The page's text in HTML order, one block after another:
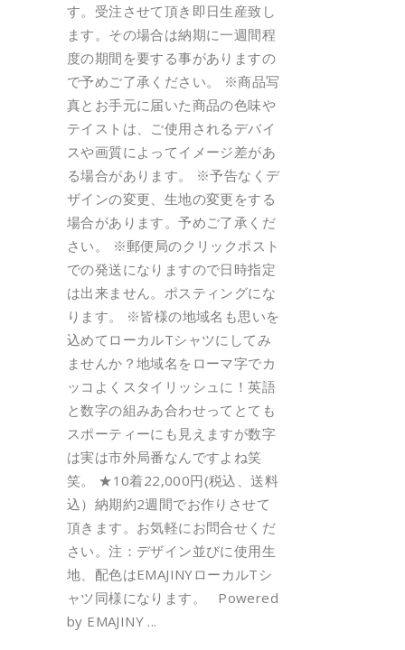
す。受注させて頂き即日生産致し
ます。その場合は納期に一週間程
度の期間を要する事がありますの
で予めご了承ください。 ※商品写
真とお手元に届いた商品の色味や
テイストは、ご使用されるデバイ
スや画質によってイメージ差があ
る場合があります。 ※予告なくデ
ザインの変更、生地の変更をする
場合があります。予めご了承くだ
さい。 ※郵便局のクリックポスト
での発送になりますので日時指定
は出来ません。ポスティングにな
ります。 ※皆様の地域名も思いを
込めてローカルTシャツにしてみ
ませんか？地域名をローマ字でカ
ッコよくスタイリッシュに！英語
と数字の組みあ合わせってとても
スポーティーにも見えますが数字
は実は市外局番なんですよね笑
笑。 ★10着22,000円(税込、送料
込）納期約2週間でお作りさせて
頂きます。お気軽にお問合せくだ
さい。注：デザイン並びに使用生
地、配色はEMAJINYローカルTシ
ャツ同様になります。 Powered
by EMAJINY